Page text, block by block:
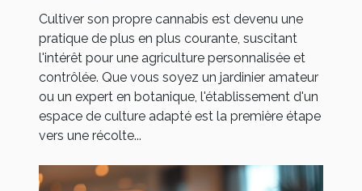
Cultiver son propre cannabis est devenu une
pratique de plus en plus courante, suscitant
l'intérêt pour une agriculture personnalisée et
contrôlée. Que vous soyez un jardinier amateur
ou un expert en botanique, l'établissement d'un
espace de culture adapté est la première étape
vers une récolte...